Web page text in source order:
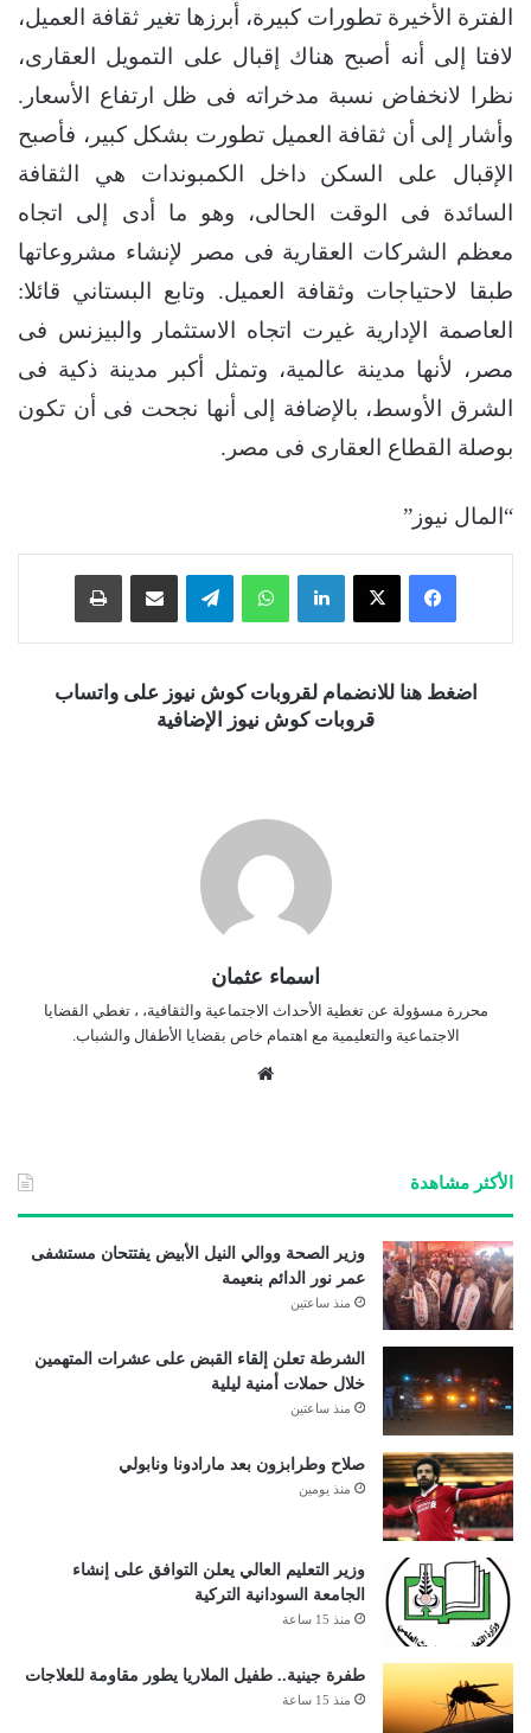
الفترة الأخيرة تطورات كبيرة، أبرزها تغير ثقافة العميل،
لافتا إلى أنه أصبح هناك إقبال على التمويل العقارى،
نظرا لانخفاض نسبة مدخراته فى ظل ارتفاع الأسعار.
وأشار إلى أن ثقافة العميل تطورت بشكل كبير، فأصبح
الإقبال على السكن داخل الكمبوندات هي الثقافة
السائدة فى الوقت الحالى، وهو ما أدى إلى اتجاه
معظم الشركات العقارية فى مصر لإنشاء مشروعاتها
طبقا لاحتياجات وثقافة العميل. وتابع البستاني قائلا:
العاصمة الإدارية غيرت اتجاه الاستثمار والبيزنس فى
مصر، لأنها مدينة عالمية، وتمثل أكبر مدينة ذكية فى
الشرق الأوسط، بالإضافة إلى أنها نجحت فى أن تكون
بوصلة القطاع العقارى فى مصر.
“المال نيوز”
فيسبوك ‫X لينكدإن واتساب تيلقرام
اضغط هنا للانضمام لقروبات كوش نيوز على واتساب
قروبات كوش نيوز الإضافية
اسماء عثمان
محررة مسؤولة عن تغطية الأحداث الاجتماعية والثقافية، ، تغطي القضايا
الاجتماعية والتعليمية مع اهتمام خاص بقضايا الأطفال والشباب.
الأكثر مشاهدة
وزير الصحة ووالي النيل الأبيض يفتتحان مستشفى
عمر نور الدائم بنعيمة
منذ ساعتين
الشرطة تعلن إلقاء القبض على عشرات المتهمين
خلال حملات أمنية ليلية
منذ ساعتين
صلاح وطرابزون بعد مارادونا ونابولي
منذ يومين
وزير التعليم العالي يعلن التوافق على إنشاء
الجامعة السودانية التركية
منذ 15 ساعة
طفرة جينية.. طفيل الملاريا يطور مقاومة للعلاجات
منذ 15 ساعة